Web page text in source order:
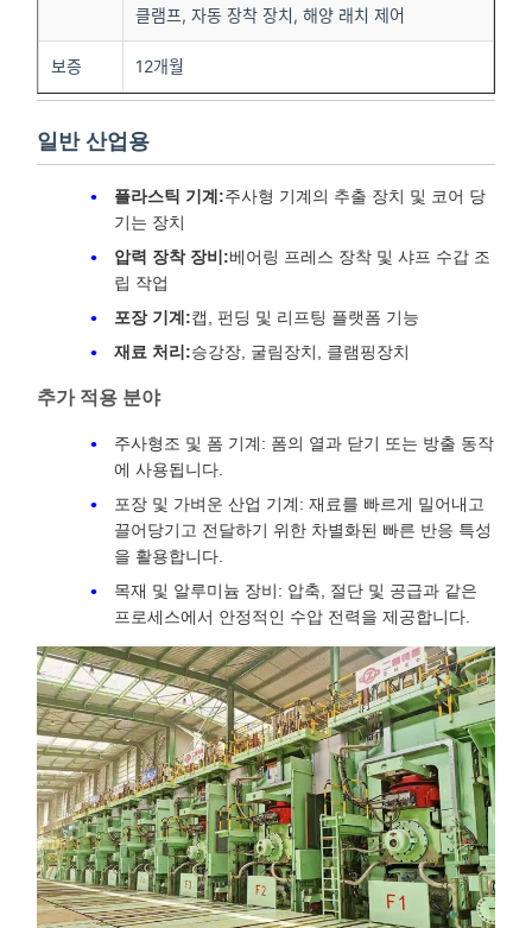
클램프, 자동 장착 장치, 해양 래치 제어
보증 12개월
일반 산업용
플라스틱 기계:주사형 기계의 추출 장치 및 코어 당
기는 장치
압력 장착 장비:베어링 프레스 장착 및 샤프 수갑 조
립 작업
포장 기계:캡, 펀딩 및 리프팅 플랫폼 기능
재료 처리:승강장, 굴림장치, 클램핑장치
추가 적용 분야
주사형조 및 폼 기계: 폼의 열과 닫기 또는 방출 동작
에 사용됩니다.
포장 및 가벼운 산업 기계: 재료를 빠르게 밀어내고
끌어당기고 전달하기 위한 차별화된 빠른 반응 특성
을 활용합니다.
목재 및 알루미늄 장비: 압축, 절단 및 공급과 같은
프로세스에서 안정적인 수압 전력을 제공합니다.